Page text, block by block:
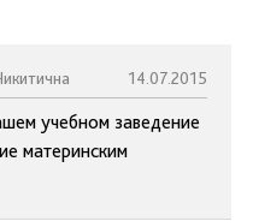
14.07.2015
учебном заведение
материнским